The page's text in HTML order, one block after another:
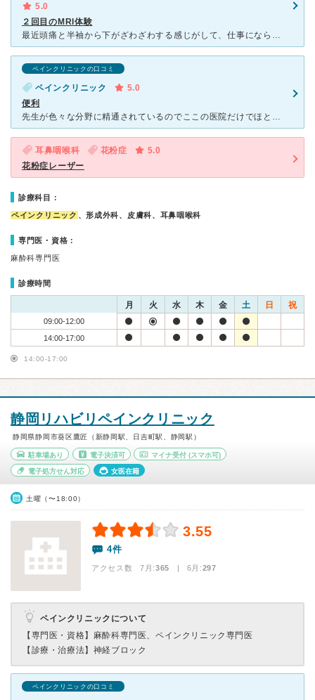
5.0
２回目のMRI体験
最近頭痛と半袖から下がざわざわする感じがして、仕事にならずツライ日々を過ごし ていました。 別な総合病院で見てもらったら、ダニとかに刺された後もないし、精神的なものじゃ ない？長袖にしたら？長袖
ペインクリニックの口コミ
ペインクリニック
5.0
便利
先生が色々な分野に精通されているのでここの医院だけでほとんどの病気を診ていただけます。 雰囲気も緑豊富で雑誌類も多いので、多少待ち時間が長くてもゆったりと過ごせま す。 頭痛、腰痛、花粉症、アン
耳鼻咽喉科 花粉症
5.0
花粉症レーザー
診療科目：
ペインクリニック 、形成外科、皮膚科、耳鼻咽喉科
専門医・資格：
麻酔科専門医
診療時間
月 火 水 木 金 土 日 祝
09:00-12:00
14:00-17:00
14:00-17:00
静岡リハビリペインクリニック
静岡県静岡市葵区鷹匠（新静岡駅、日吉町駅、静岡駅）
駐車場あり 電子決済可 マイナ受付 (スマホ可)
電子処方せん対応 女医在籍
土曜（〜18:00）
3.55
4件
アクセス数 7月:365 | 6月:297
ペインクリニックについて
【専門医・資格】 麻酔科専門医、ペインクリニック専門医
【診療・治療法】 神経ブロック
ペインクリニックの口コミ